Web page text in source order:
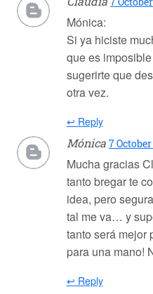
Mónica:
Si ya hiciste
que es
sugerirte que
otra vez.
↩ Reply
Mónica 7
Mucha gracias
tanto bregar te
idea, pero
tal me va… y
tanto será
para una mano!
↩ Reply